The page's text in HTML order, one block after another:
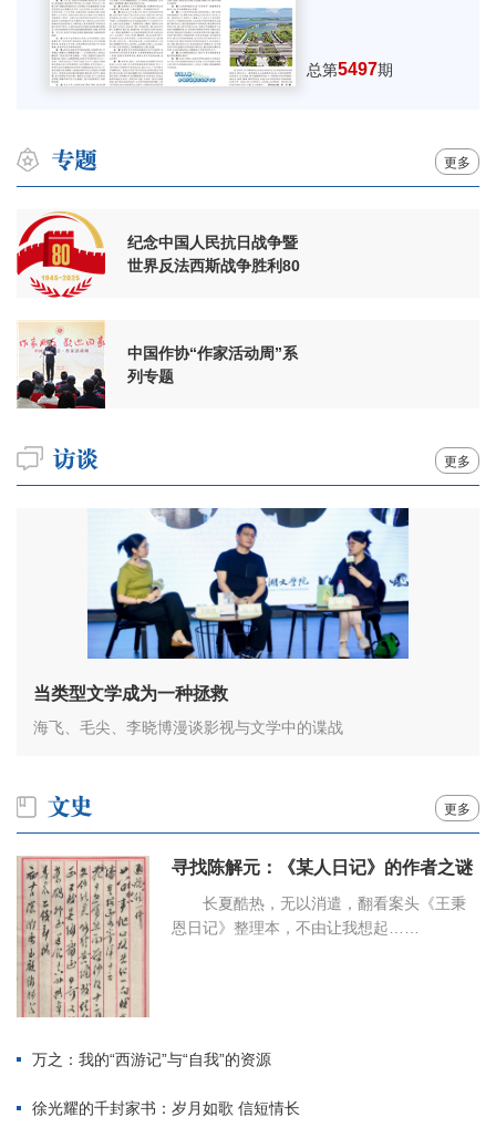
总第5497期
更多
纪念中国人民抗日战争暨
世界反法西斯战争胜利80
中国作协“作家活动周”系
列专题
更多
当类型文学成为一种拯救
海飞、毛尖、李晓博漫谈影视与文学中的谍战
更多
寻找陈解元：《某人日记》的作者之谜
长夏酷热，无以消遣，翻看案头《王秉
恩日记》整理本，不由让我想起……
万之：我的“西游记”与“自我”的资源
徐光耀的千封家书：岁月如歌 信短情长